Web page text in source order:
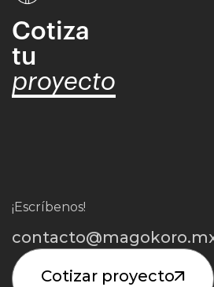
Cotiza
tu
proyecto
¡Escríbenos!
Cotizar proyecto